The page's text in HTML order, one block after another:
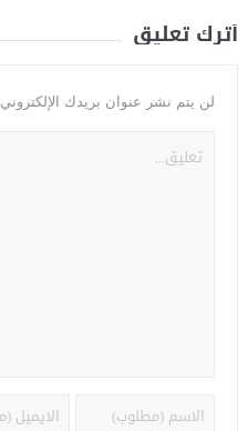
أترك تعليق
لن يتم نشر عنوان بريدك الإلكتروني.